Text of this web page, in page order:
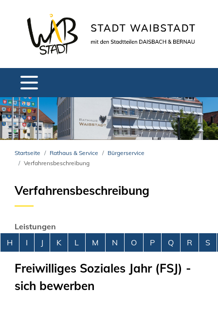
Startseite Rathaus & Service
Bürgerservice
Verfahrensbeschreibung
Verfahrensbeschreibung
Leistungen
Alphabetisches Register überspringen
H I J K L M N O P Q R S
Freiwilliges Soziales Jahr (FSJ) -
sich bewerben